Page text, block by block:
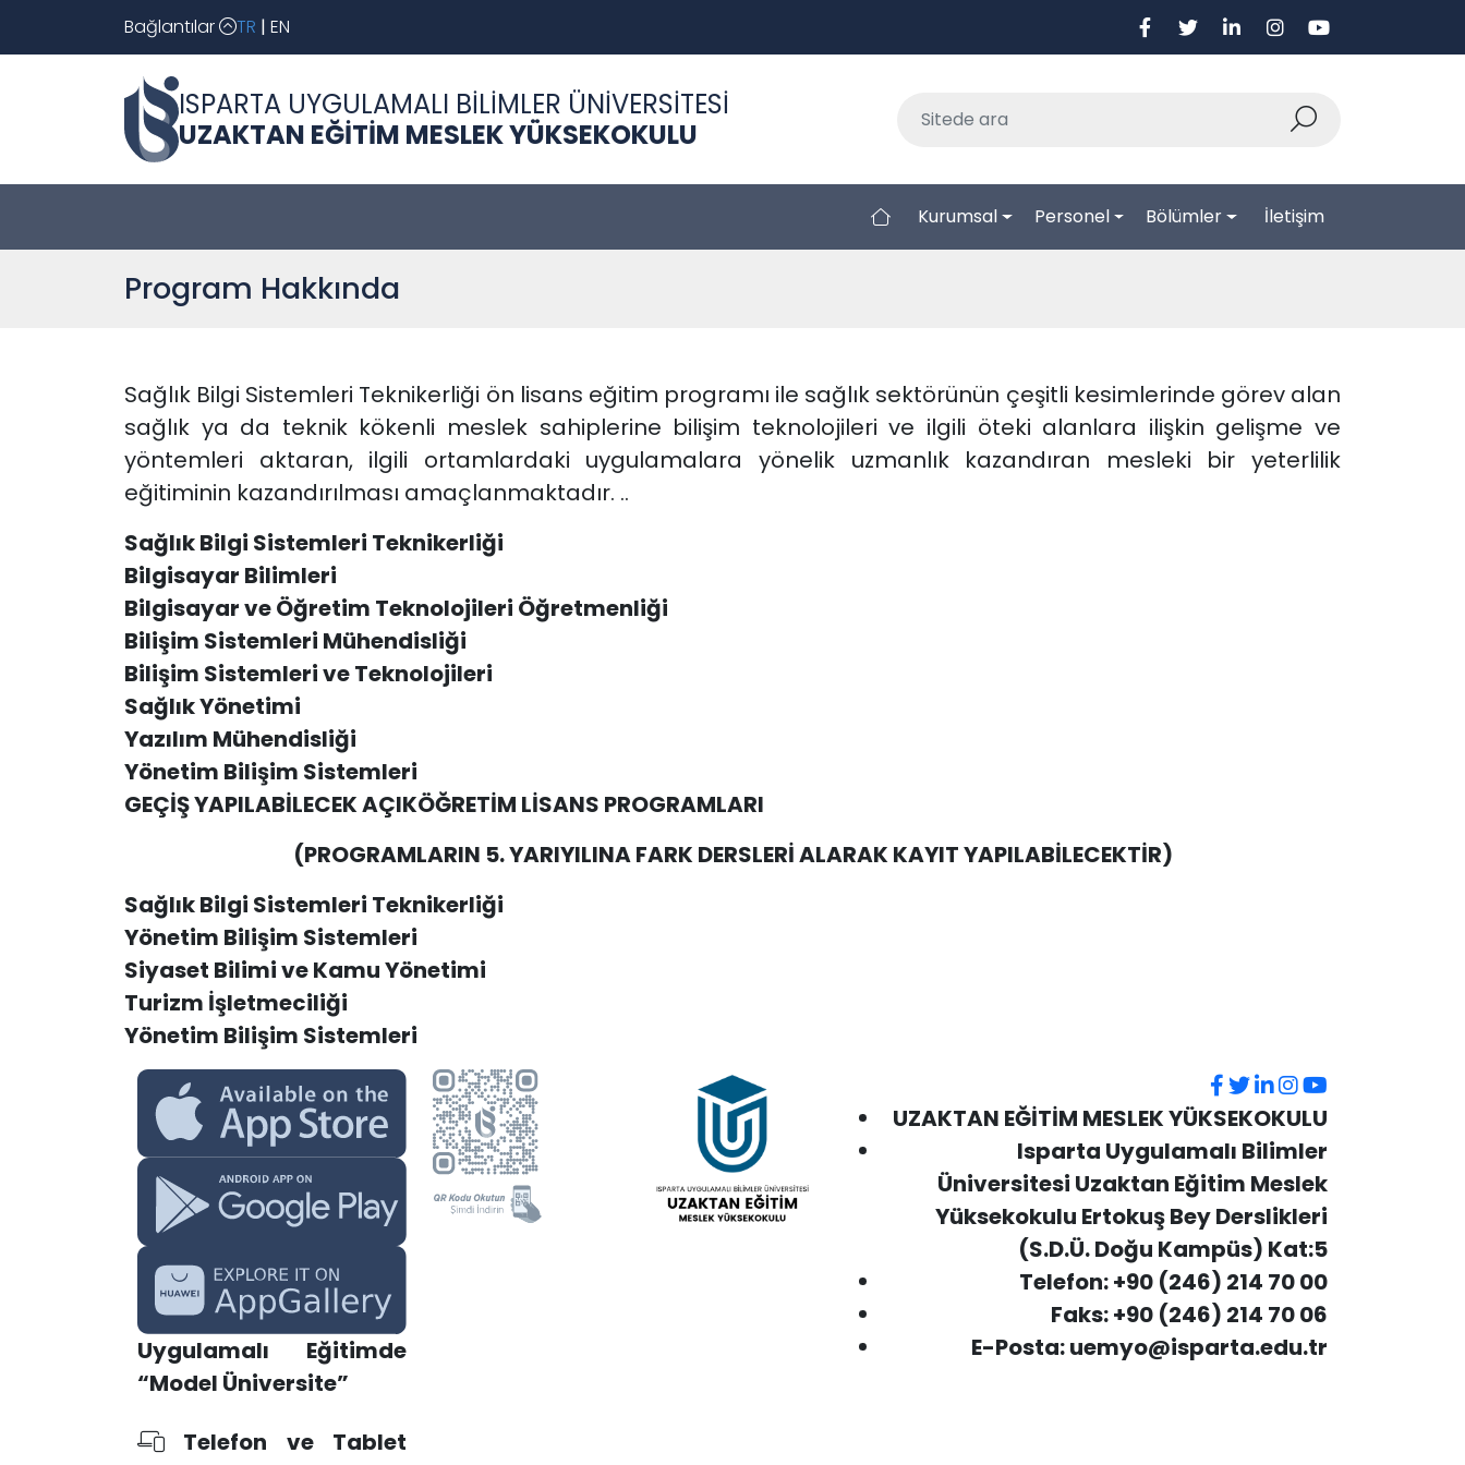
Bağlantılar TR | EN
ISPARTA UYGULAMALI BİLİMLER ÜNİVERSİTESİ
UZAKTAN EĞİTİM MESLEK YÜKSEKOKULU
Kurumsal Personel Bölümler İletişim
Program Hakkında
Sağlık Bilgi Sistemleri Teknikerliği ön lisans eğitim programı ile sağlık sektörünün çeşitli kesimlerinde görev alan
sağlık ya da teknik kökenli meslek sahiplerine bilişim teknolojileri ve ilgili öteki alanlara ilişkin gelişme ve
yöntemleri aktaran, ilgili ortamlardaki uygulamalara yönelik uzmanlık kazandıran mesleki bir yeterlilik
eğitiminin kazandırılması amaçlanmaktadır. ..
Sağlık Bilgi Sistemleri Teknikerliği
Bilgisayar Bilimleri
Bilgisayar ve Öğretim Teknolojileri Öğretmenliği
Bilişim Sistemleri Mühendisliği
Bilişim Sistemleri ve Teknolojileri
Sağlık Yönetimi
Yazılım Mühendisliği
Yönetim Bilişim Sistemleri
GEÇİŞ YAPILABİLECEK AÇIKÖĞRETİM LİSANS PROGRAMLARI
(PROGRAMLARIN 5. YARIYILINA FARK DERSLERİALARAK KAYIT YAPILABİLECEKTİR)
Sağlık Bilgi Sistemleri Teknikerliği
Yönetim Bilişim Sistemleri
Siyaset Bilimi ve Kamu Yönetimi
Turizm İşletmeciliği
Yönetim Bilişim Sistemleri
Uygulamalı Eğitimde
“Model Üniversite”
Telefon ve Tablet
UZAKTAN EĞİTİM MESLEK YÜKSEKOKULU
Isparta Uygulamalı Bilimler
Üniversitesi Uzaktan Eğitim Meslek
Yüksekokulu Ertokuş Bey Derslikleri
(S.D.Ü. Doğu Kampüs) Kat:5
Telefon: +90 (246) 214 70 00
Faks: +90 (246) 214 70 06
E-Posta: uemyo@isparta.edu.tr